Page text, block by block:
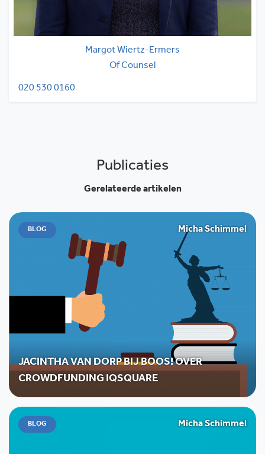
Margot Wiertz-Ermers
Of Counsel
020 530 0160
Publicaties
Gerelateerde artikelen
BLOG Micha Schimmel
JACINTHA VAN DORP BIJ BOOS! OVER
CROWDFUNDING IQSQUARE
BLOG Micha Schimmel